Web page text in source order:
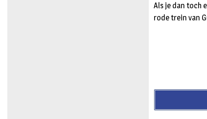
Als je dan toch
rode trein van